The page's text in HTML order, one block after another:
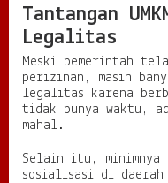
Tantangan
Legalitas
Meski pemerintah
perizinan, masih
legalitas karena
tidak punya waktu,
mahal.
Selain itu, minimnya
sosialisasi di daerah